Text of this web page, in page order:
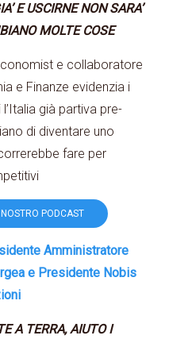
E USCIRNE NON SARA’
MOLTE COSE
e collaboratore
e Finanze evidenzia i
già partiva pre-
di diventare uno
fare per
PODCAST
Amministratore
e Presidente Nobis
A TERRA, AIUTO I